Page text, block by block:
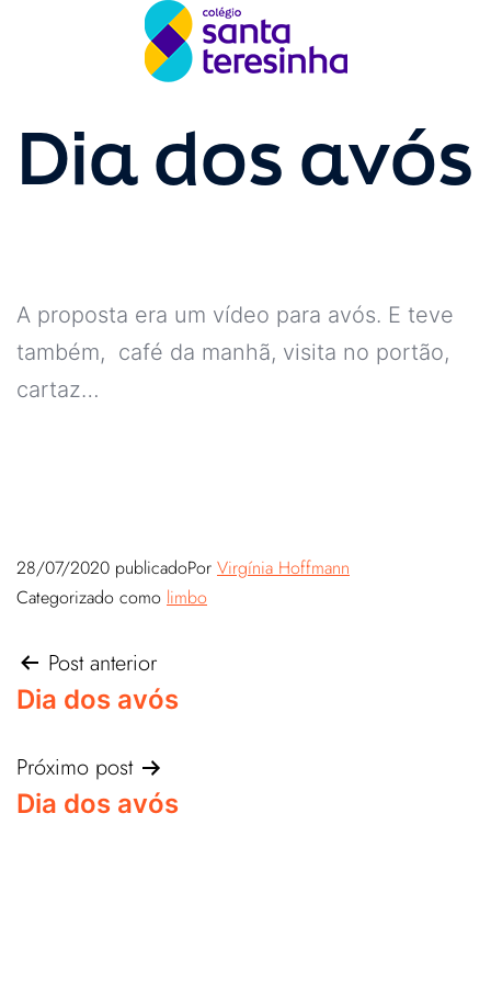
Dia dos avós
A proposta era um vídeo para avós. E teve
também, café da manhã, visita no portão,
cartaz…
28/07/2020 publicadoPor Virgínia Hoffmann
Categorizado como limbo
Post anterior
Dia dos avós
Próximo post
Dia dos avós